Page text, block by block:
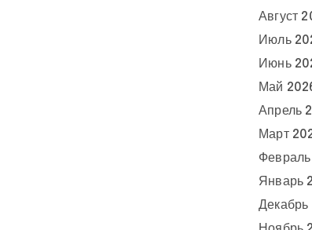
Август
Июль
Июнь
Май
Апрель
Март
Январь
Декабрь